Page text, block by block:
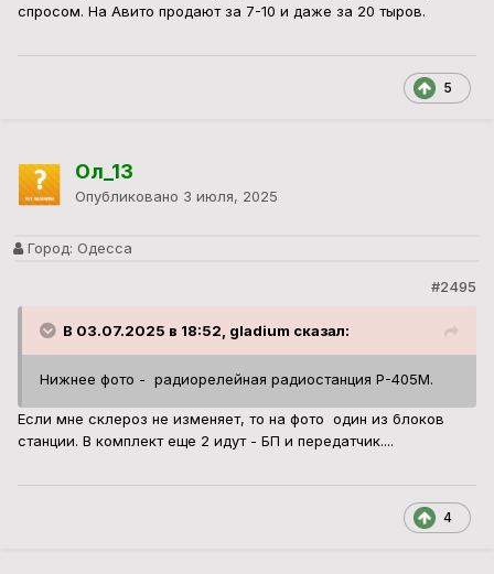
спросом. На Авито продают за 7-10 и даже за 20 тыров.
5
Ол_13
Опубликовано 3 июля, 2025
Город: Одесса
#2495
В 03.07.2025 в 18:52, gladium сказал:
Нижнее фото - радиорелейная радиостанция Р-405М.
Если мне склероз не изменяет, то на фото один из блоков
станции. В комплект еще 2 идут - БП и передатчик....
4